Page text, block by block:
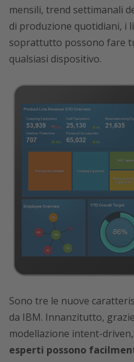
mensili, trend settimanali
di produzione quotidiani, i
soprattutto possono fare
qualsiasi dispositivo.
Sono tre le nuove
da IBM. Innanzitutto,
modellazione intent-driven,
esperti possono